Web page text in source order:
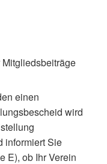
einen
wird
informiert Sie
E), ob Ihr Verein